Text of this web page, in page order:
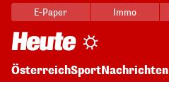
E-Paper Immo
ÖsterreichSportNachrichten